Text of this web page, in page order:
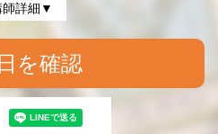
師詳細▼
を確認